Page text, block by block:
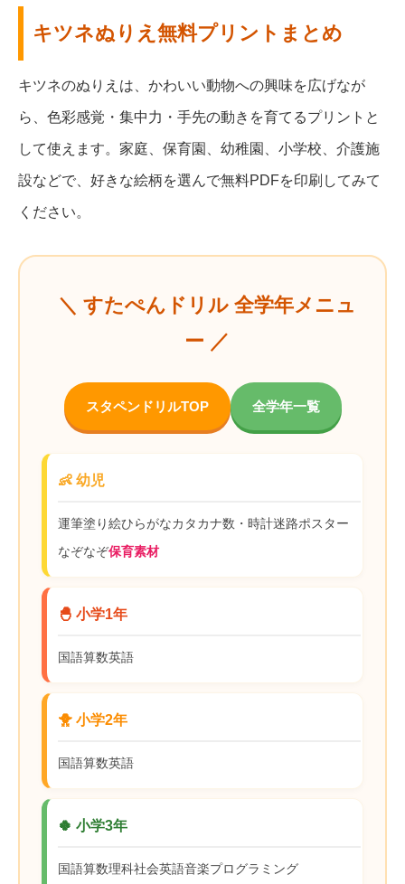
キツネぬりえ無料プリントまとめ
キツネのぬりえは、かわいい動物への興味を広げなが
ら、色彩感覚・集中力・手先の動きを育てるプリントと
して使えます。家庭、保育園、幼稚園、小学校、介護施
設などで、好きな絵柄を選んで無料PDFを印刷してみて
ください。
＼ すたぺんドリル 全学年メニュ
ー ／
スタペンドリルTOP 全学年一覧
👶 幼児
運筆塗り絵ひらがなカタカナ数・時計迷路ポスター
なぞなぞ保育素材
🐣 小学1年
国語算数英語
🐥 小学2年
国語算数英語
🍀 小学3年
国語算数理科社会英語音楽プログラミング